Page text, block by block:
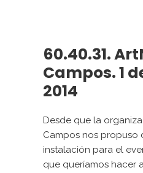
60.40.31.
Campos. 1
2014
Desde que la
Campos nos propuso
instalación para el
que queríamos hacer